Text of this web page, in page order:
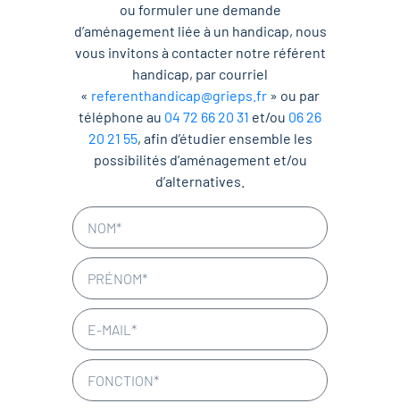
ou formuler une demande
d’aménagement liée à un handicap, nous
vous invitons à contacter notre référent
handicap, par courriel
« referenthandicap@grieps.fr » ou par
téléphone au 04 72 66 20 31 et/ou 06 26
20 21 55, afin d’étudier ensemble les
possibilités d’aménagement et/ou
d’alternatives.